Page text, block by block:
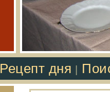
Рецепт дня